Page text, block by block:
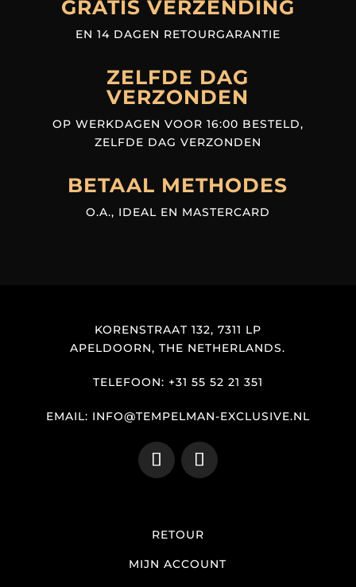
GRATIS VERZENDING
EN 14 DAGEN RETOURGARANTIE
ZELFDE DAG
VERZONDEN
OP WERKDAGEN VOOR 16:00 BESTELD,
ZELFDE DAG VERZONDEN
BETAAL METHODES
O.A., IDEAL EN MASTERCARD
KORENSTRAAT 132, 7311 LP
APELDOORN, THE NETHERLANDS.
TELEFOON: +31 55 52 21 351
EMAIL: INFO@TEMPELMAN-EXCLUSIVE.NL
RETOUR
MIJN ACCOUNT